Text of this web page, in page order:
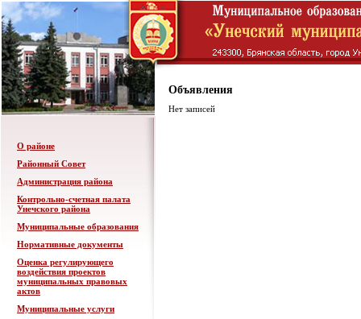
О районе
Районный Совет
Администрация района
Контрольно-счетная палата
Унечского района
Муниципальные образования
Нормативные документы
Оценка регулирующего
воздействия проектов
муниципальных правовых
актов
Муниципальные услуги
Объявления
Нет записей